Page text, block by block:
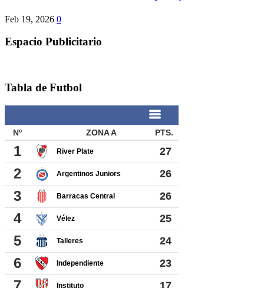
Feb 19, 2026 0
Espacio Publicitario
Tabla de Futbol